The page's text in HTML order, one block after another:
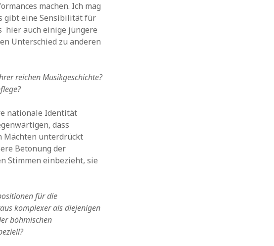
machen. Ich mag
gibt eine Sensibilität für
hier auch einige jüngere
Unterschied zu anderen
reichen Musikgeschichte?
nationale Identität
dass
Mächten unterdrückt
Betonung der
Stimmen einbezieht, sie
für die
komplexer als diejenigen
böhmischen